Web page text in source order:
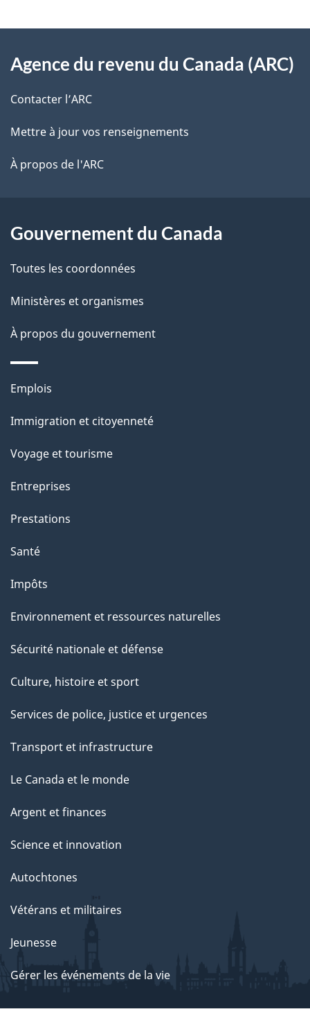
i
l
s
d
l
p
a
g
e
propos
de
ce
site
Agence du revenu du Canada (ARC)
Contacter l’ARC
Mettre à jour vos renseignements
À propos de l'ARC
Gouvernement du Canada
Toutes les coordonnées
Ministères et organismes
À propos du gouvernement
Thèmes
sujets
Emplois
Immigration et citoyenneté
Voyage et tourisme
Entreprises
Prestations
Santé
Impôts
Environnement et ressources naturelles
Sécurité nationale et défense
Culture, histoire et sport
Services de police, justice et urgences
Transport et infrastructure
Le Canada et le monde
Argent et finances
Science et innovation
Autochtones
Vétérans et militaires
Jeunesse
Gérer les événements de la vie